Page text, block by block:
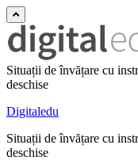
Situații de învățare cu
deschise
Digitaledu
Situații de învățare cu
deschise